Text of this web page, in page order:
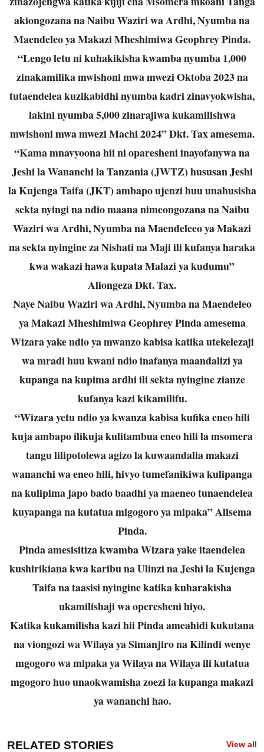
akiongozana na Naibu Waziri wa Ardhi, Nyumba na
Maendeleo ya Makazi Mheshimiwa Geophrey Pinda.
“Lengo letu ni kuhakikisha kwamba nyumba 1,000
zinakamilika mwishoni mwa mwezi Oktoba 2023 na
tutaendelea kuzikabidhi nyumba kadri zinavyokwisha,
lakini nyumba 5,000 zinarajiwa kukamilishwa
mwishoni mwa mwezi Machi 2024” Dkt. Tax amesema.
“Kama mnavyoona hii ni oparesheni inayofanywa na
Jeshi la Wananchi la Tanzania (JWTZ) hususan Jeshi
la Kujenga Taifa (JKT) ambapo ujenzi huu unahusisha
sekta nyingi na ndio maana nimeongozana na Naibu
Waziri wa Ardhi, Nyumba na Maendeleeo ya Makazi
na sekta nyingine za Nishati na Maji ili kufanya haraka
kwa wakazi hawa kupata Malazi ya kudumu”
Aliongeza Dkt. Tax.
Naye Naibu Waziri wa Ardhi, Nyumba na Maendeleo
ya Makazi Mheshimiwa Geophrey Pinda amesema
Wizara yake ndio ya mwanzo kabisa katika utekelezaji
wa mradi huu kwani ndio inafanya maandalizi ya
kupanga na kupima ardhi ili sekta nyingine zianze
kufanya kazi kikamilifu.
“Wizara yetu ndio ya kwanza kabisa kufika eneo hili
kuja ambapo ilikuja kulitambua eneo hili la msomera
tangu lilipotolewa agizo la kuwaandalia makazi
wananchi wa eneo hili, hivyo tumefanikiwa kulipanga
na kulipima japo bado baadhi ya maeneo tunaendelea
kuyapanga na kutatua migogoro ya mipaka” Alisema
Pinda.
Pinda amesisitiza kwamba Wizara yake itaendelea
kushirikiana kwa karibu na Ulinzi na Jeshi la Kujenga
Taifa na taasisi nyingine katika kuharakisha
ukamilishaji wa operesheni hiyo.
Katika kukamilisha kazi hii Pinda ameahidi kukutana
na viongozi wa Wilaya ya Simanjiro na Kilindi wenye
mgogoro wa mipaka ya Wilaya na Wilaya ili kutatua
mgogoro huo unaokwamisha zoezi la kupanga makazi
ya wananchi hao.
RELATED STORIES View all